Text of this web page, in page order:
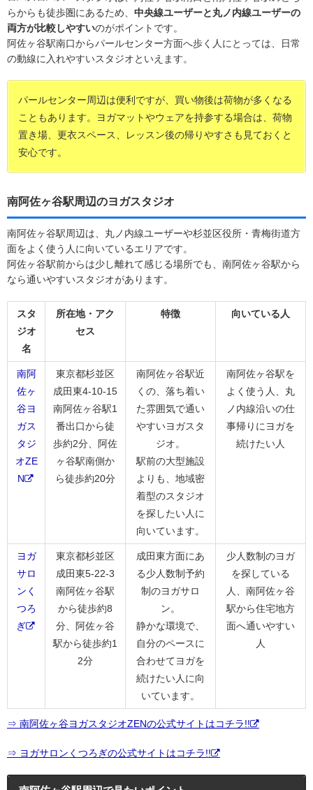
らからも徒歩圏にあるため、 中央線ユーザーと丸ノ内線ユーザーの
両方が比較しやすいのがポイントです。
阿佐ヶ谷駅南口からパールセンター方面へ歩く人にとっては、日常
の動線に入れやすいスタジオといえます。
パールセンター周辺は便利ですが、買い物後は荷物が多くなる
こともあります。ヨガマットやウェアを持参する場合は、荷物
置き場、更衣スペース、レッスン後の帰りやすさも見ておくと
安心です。
南阿佐ヶ谷駅周辺のヨガスタジオ
南阿佐ヶ谷駅周辺は、丸ノ内線ユーザーや杉並区役所・青梅街道方
面をよく使う人に向いているエリアです。
阿佐ヶ谷駅前からは少し離れて感じる場所でも、南阿佐ヶ谷駅から
なら通いやすいスタジオがあります。
スタ
ジオ
名
所在地・アク
セス
特徴 向いている人
南阿
佐ヶ
谷ヨ
ガス
タジ
オZE
N
東京都杉並区
成田東4-10-15
南阿佐ヶ谷駅1
番出口から徒
歩約2分、阿佐
ヶ谷駅南側か
ら徒歩約20分
南阿佐ヶ谷駅近
くの、落ち着い
た雰囲気で通い
やすいヨガスタ
ジオ。
駅前の大型施設
よりも、地域密
着型のスタジオ
を探したい人に
向いています。
南阿佐ヶ谷駅を
よく使う人、丸
ノ内線沿いの仕
事帰りにヨガを
続けたい人
ヨガ
サロ
ンく
つろ
ぎ
東京都杉並区
成田東5-22-3
南阿佐ヶ谷駅
から徒歩約8
分、阿佐ヶ谷
駅から徒歩約1
2分
成田東方面にあ
る少人数制予約
制のヨガサロ
ン。
静かな環境で、
自分のペースに
合わせてヨガを
続けたい人に向
いています。
少人数制のヨガ
を探している
人、南阿佐ヶ谷
駅から住宅地方
面へ通いやすい
人
⇒ 南阿佐ヶ谷ヨガスタジオZENの公式サイトはコチラ!!
⇒ ヨガサロンくつろぎの公式サイトはコチラ!!